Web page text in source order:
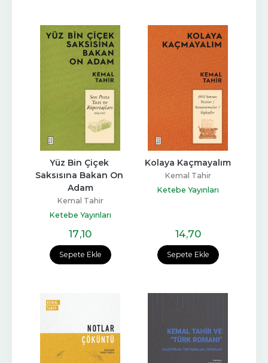
Sepete Ekle
Yüz Bin Çiçek
Saksısına Bakan On
Adam
Kemal Tahir
Ketebe Yayınları
17,10
Sepete Ekle
Kolaya Kaçmayalım
Kemal Tahir
Ketebe Yayınları
14,70